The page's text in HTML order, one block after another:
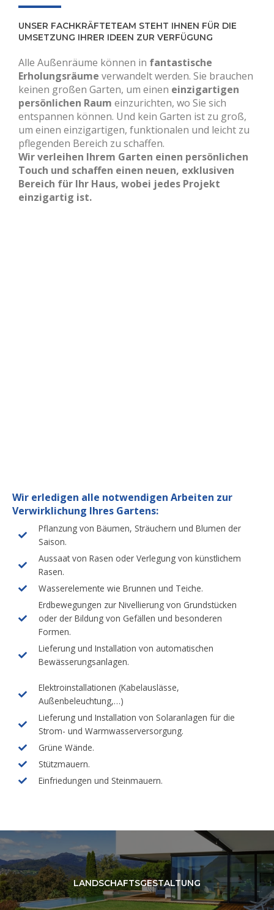
UNSER FACHKRÄFTETEAM STEHT IHNEN FÜR DIE
UMSETZUNG IHRER IDEEN ZUR VERFÜGUNG
Alle Außenräume können in fantastische
Erholungsräume verwandelt werden. Sie brauchen
keinen großen Garten, um einen einzigartigen
persönlichen Raum einzurichten, wo Sie sich
entspannen können. Und kein Garten ist zu groß,
um einen einzigartigen, funktionalen und leicht zu
pflegenden Bereich zu schaffen.
Wir verleihen Ihrem Garten einen persönlichen
Touch und schaffen einen neuen, exklusiven
Bereich für Ihr Haus, wobei jedes Projekt
einzigartig ist.
Wir erledigen alle notwendigen Arbeiten zur
Verwirklichung Ihres Gartens:
Pflanzung von Bäumen, Sträuchern und Blumen der
Saison.
Aussaat von Rasen oder Verlegung von künstlichem
Rasen.
Wasserelemente wie Brunnen und Teiche.
Erdbewegungen zur Nivellierung von Grundstücken
oder der Bildung von Gefällen und besonderen
Formen.
Lieferung und Installation von automatischen
Bewässerungsanlagen.
Elektroinstallationen (Kabelauslässe,
Außenbeleuchtung,…)
Lieferung und Installation von Solaranlagen für die
Strom- und Warmwasserversorgung.
Grüne Wände.
Stützmauern.
Einfriedungen und Steinmauern.
LANDSCHAFTSGESTALTUNG